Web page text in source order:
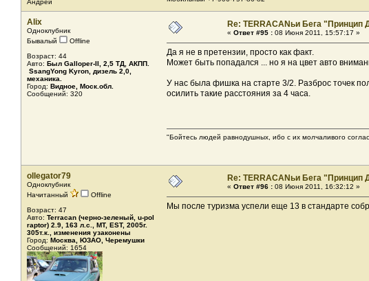
Андрей
Alix
Одноклубник
Бывалый
Offline
Возраст: 44
Авто: Был Galloper-II, 2,5 ТД, АКПП.
SsangYong Kyron, дизель 2,0,
механика.
Город: Видное, Моск.обл.
Сообщений: 320
Re: TERRACANьи Бега "Принцип
« Ответ #95 : 08 Июня 2011, 15:57:17 »
Да я не в претензии, просто как факт.
Может быть попадался ... но я на цвет авто
У нас была фишка на старте 3/2. Разброс точек
осилить такие расстояния за 4 часа.
"Бойтесь людей равнодушных, ибо с их молчаливого
ollegator79
Одноклубник
Начитанный
Offline
Возраст: 47
Авто: Terracan (черно-зеленый, u-pol
raptor) 2.9, 163 л.с., МТ, EST, 2005г.
305т.к., изменения узаконены
Город: Москва, ЮЗАО, Черемушки
Сообщений: 1654
Re: TERRACANьи Бега "Принцип
« Ответ #96 : 08 Июня 2011, 16:32:12 »
Мы после туризма успели еще 13 в стандарте